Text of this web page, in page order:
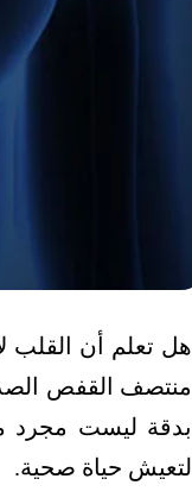
هل تعلم أن القلب
منتصف القفص
بدقة ليست مجرد
لتعيش حياة صحية.